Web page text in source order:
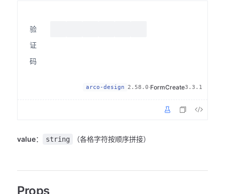
arco-design 2.58.0·FormCreate3.3.1
验
证
码
value： string （各格字符按顺序拼接）
Props